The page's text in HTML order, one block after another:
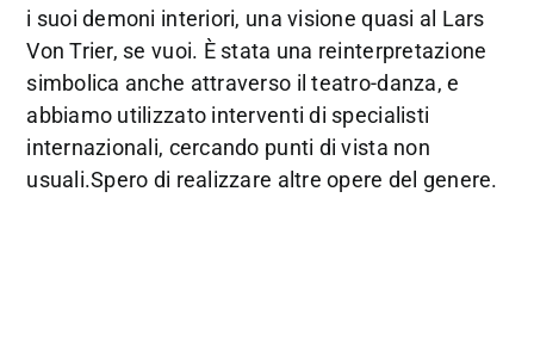
i suoi demoni interiori, una visione quasi al Lars
Von Trier, se vuoi. È stata una reinterpretazione
simbolica anche attraverso il teatro-danza, e
abbiamo utilizzato interventi di specialisti
internazionali, cercando punti di vista non
usuali.Spero di realizzare altre opere del genere.